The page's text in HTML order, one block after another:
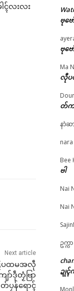
ဂၠံၚ်တရဴဂကူမန်ဂှ် စိုပ်မံၚ်
ၚ်လးလး
Next article
ပထမအလဵု
ာ်ဒဵုတၟံဗြာ
တ်ပၠန်ရောၚ်
ဗုဗ
ဗုဗ
Ma
လီုပ
တ်က
နာဲဆ
nara
Bee
ဗါ
Nai
Nai
ဥက္ကာ
ဍုၚ်